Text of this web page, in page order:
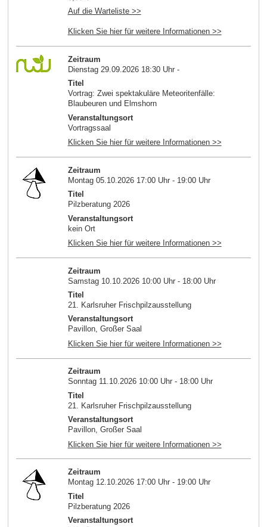
Auf die Warteliste >>
Klicken Sie hier für weitere Informationen >>
Zeitraum
Dienstag 29.09.2026 18:30 Uhr -
Titel
Vortrag: Zwei spektakuläre Meteoritenfälle:
Blaubeuren und Elmshorn
Veranstaltungsort
Vortragssaal
Klicken Sie hier für weitere Informationen >>
Zeitraum
Montag 05.10.2026 17:00 Uhr - 19:00 Uhr
Titel
Pilzberatung 2026
Veranstaltungsort
kein Ort
Klicken Sie hier für weitere Informationen >>
Zeitraum
Samstag 10.10.2026 10:00 Uhr - 18:00 Uhr
Titel
21. Karlsruher Frischpilzausstellung
Veranstaltungsort
Pavillon, Großer Saal
Klicken Sie hier für weitere Informationen >>
Zeitraum
Sonntag 11.10.2026 10:00 Uhr - 18:00 Uhr
Titel
21. Karlsruher Frischpilzausstellung
Veranstaltungsort
Pavillon, Großer Saal
Klicken Sie hier für weitere Informationen >>
Zeitraum
Montag 12.10.2026 17:00 Uhr - 19:00 Uhr
Titel
Pilzberatung 2026
Veranstaltungsort